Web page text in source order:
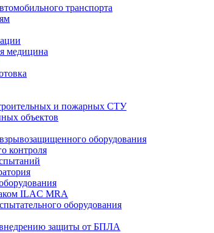
транспорта
медицина
и пожарных СТУ
объектов
оборудования
контроля
ILAC MRA
оборудования
защиты от БПЛА